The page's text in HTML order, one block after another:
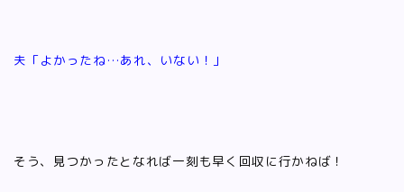
夫「よかったね…あれ、いない！」
そう、見つかったとなれば一刻も早く回収に行かねば！